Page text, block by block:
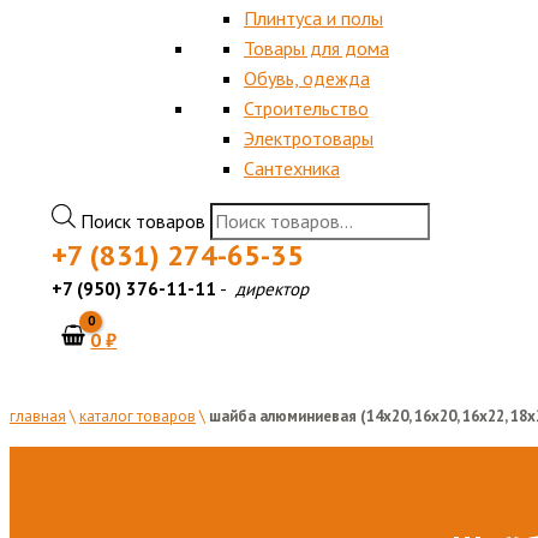
Плинтуса и полы
Товары для дома
Обувь, одежда
Строительство
Электротовары
Сантехника
Поиск товаров
+7 (831) 274-65-35
+7 (950) 376-11-11 - директор
0₽
главная\каталог товаров\ шайба алюминиевая (14х20, 16х20, 16х22,